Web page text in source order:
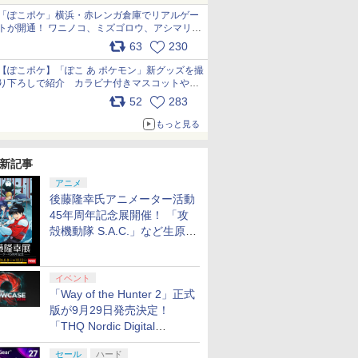
ぽこポケ」横浜・赤レンガ倉庫でリアルゲー
が開通！ ワニノコ、ミズゴロウ、アシマリ登
場シーンをレポート pic.x.com/LDgEByVl6D
63 230
ぽこポケ】「ぽこ あ ポケモン」新グッズを撮
下ろしで紹介 カラビナ付きマスコットやス
52 283
もっと見る
記事
アニメ
後藤隆幸氏アニメーター活動
45年周年記念展開催！ 「攻
殻機動隊 S.A.C.」など生原
イベント
「Way of the Hunter 2」正式
版が9月29日発売決定！
「THQ Nordic Digital
Showcase 2026」まとめ
セール ハード